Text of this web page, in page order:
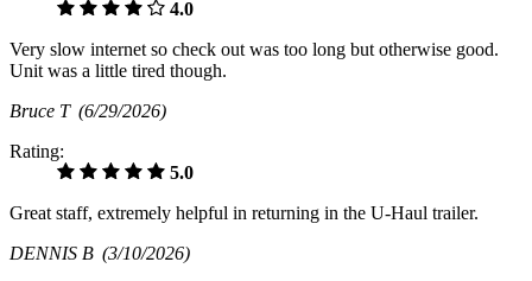
4.0
Very slow internet so check out was too long but otherwise good.
Unit was a little tired though.
Bruce T (6/29/2026)
Rating:
5.0
Great staff, extremely helpful in returning in the U-Haul trailer.
DENNIS B (3/10/2026)